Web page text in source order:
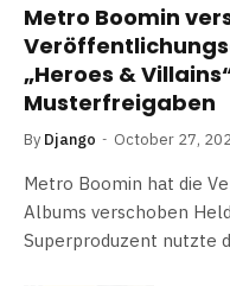
Metro Boomin
„Heroes &
Musterfreigaben
By Django October 27,
Metro Boomin hat die
Albums verschoben
Superproduzent nutzte